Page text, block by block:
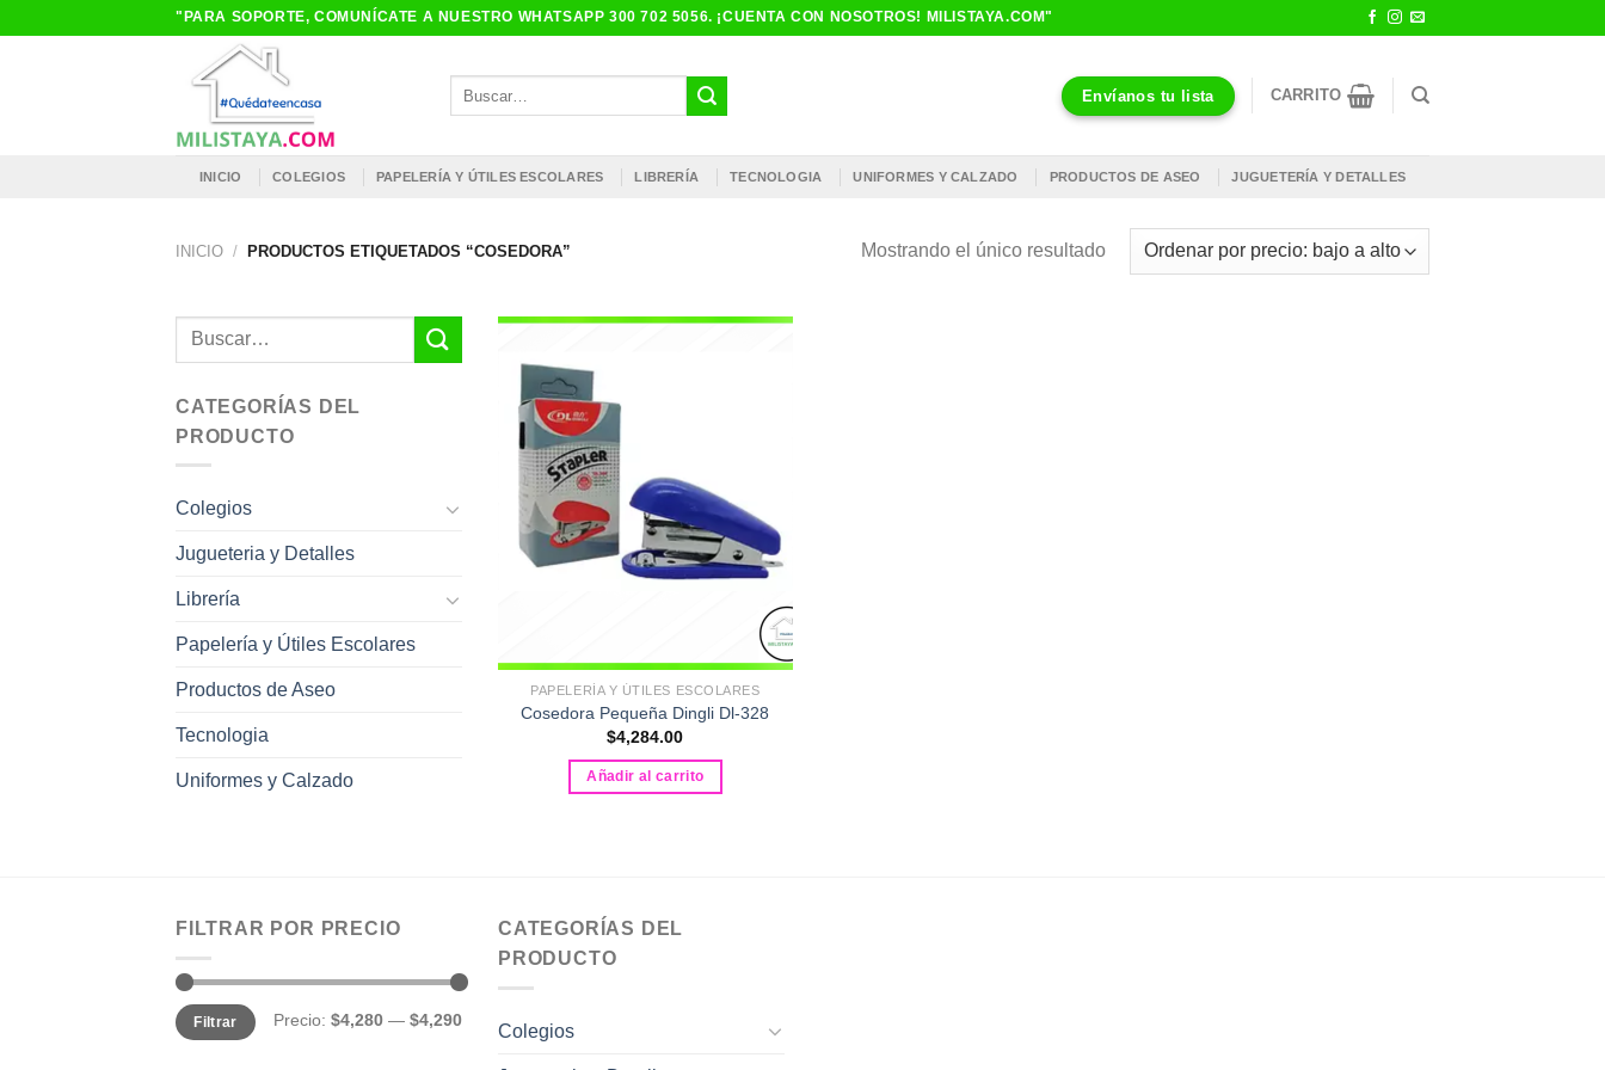
"PARA SOPORTE, COMUNÍCATE A NUESTRO WHATSAPP 300 702 5056. ¡CUENTA CON NOSOTROS! MILISTAYA.COM"
Envíanos tu lista CARRITO
INICIO COLEGIOS PAPELERÍA Y ÚTILES ESCOLARES LIBRERÍA TECNOLOGIA UNIFORMES Y CALZADO PRODUCTOS DE ASEO JUGUETERÍA Y DETALLES
INICIO / PRODUCTOS ETIQUETADOS “COSEDORA” Mostrando el único resultado
Buscar
CATEGORÍAS DEL
PRODUCTO
Colegios
Jugueteria y Detalles
Librería
Papelería y Útiles Escolares
Productos de Aseo
Tecnologia
Uniformes y Calzado
PAPELERÍA Y ÚTILES ESCOLARES
Cosedora Pequeña Dingli Dl-328
$4,284.00
Añadir al carrito
FILTRAR POR PRECIO
Precio
mínimo
Precio
máximo
Filtrar Precio: $4,280 — $4,290
CATEGORÍAS DEL
PRODUCTO
Colegios